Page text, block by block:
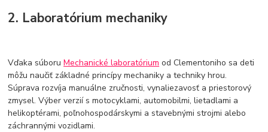
2. Laboratórium mechaniky
Vďaka súboruMechanické laboratórium od Clementoniho sa deti
môžu naučiť základné princípy mechaniky a techniky hrou.
Súprava rozvíja manuálne zručnosti, vynaliezavosť a priestorový
zmysel. Výber verzií s motocyklami, automobilmi, lietadlami a
helikoptérami, poľnohospodárskymi a stavebnými strojmi alebo
záchrannými vozidlami.